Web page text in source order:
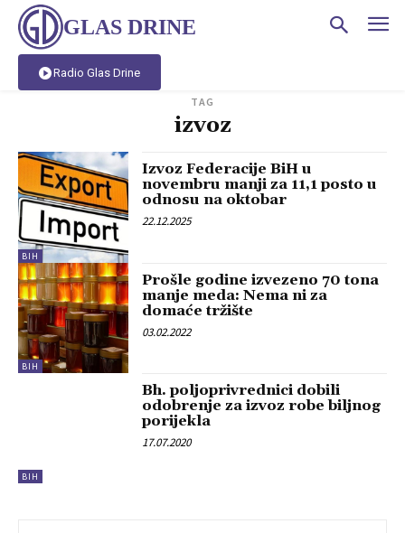
GLAS DRINE
Radio Glas Drine
TAG
izvoz
BIH
Izvoz Federacije BiH u
novembru manji za 11,1 posto u
odnosu na oktobar
22.12.2025
BIH
Prošle godine izvezeno 70 tona
manje meda: Nema ni za
domaće tržište
03.02.2022
BIH
Bh. poljoprivrednici dobili
odobrenje za izvoz robe biljnog
porijekla
17.07.2020